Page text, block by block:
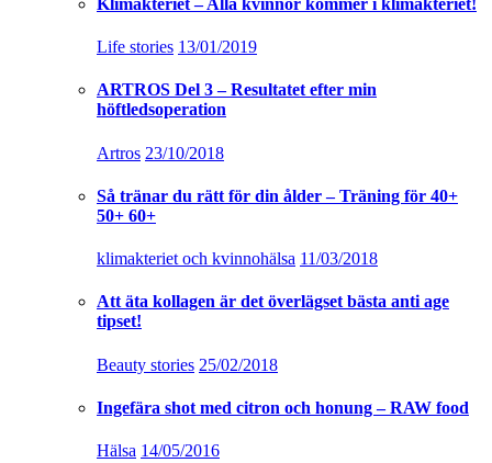
Life stories 13/01/2019
ARTROS Del 3 – Resultatet efter min
höftledsoperation
Artros 23/10/2018
Så tränar du rätt för din ålder – Träning för 40+
50+ 60+
klimakteriet och kvinnohälsa 11/03/2018
Att äta kollagen är det överlägset bästa anti age
tipset!
Beauty stories 25/02/2018
Ingefära shot med citron och honung – RAW food
Hälsa 14/05/2016